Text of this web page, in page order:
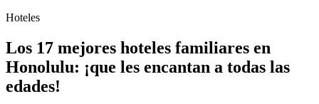
Hoteles
Los 17 mejores hoteles familiares en
Honolulu: ¡que les encantan a todas las
edades!